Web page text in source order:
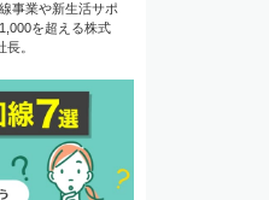
事業や新生活サポ
を超える株式
。